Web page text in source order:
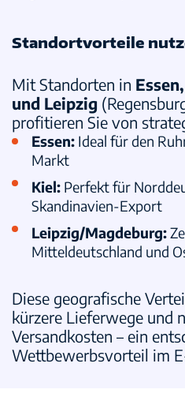
Standortvorteile
Mit Standorten in
und Leipzig
profitieren Sie von
Essen: Ideal für den
Markt
Kiel: Perfekt für
Skandinavien-Export
Leipzig/Magdeburg:
Mitteldeutschland und
Diese geografische
kürzere Lieferwege und
Versandkosten – ein
Wettbewerbsvorteil im